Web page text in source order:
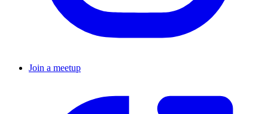
Join a meetup